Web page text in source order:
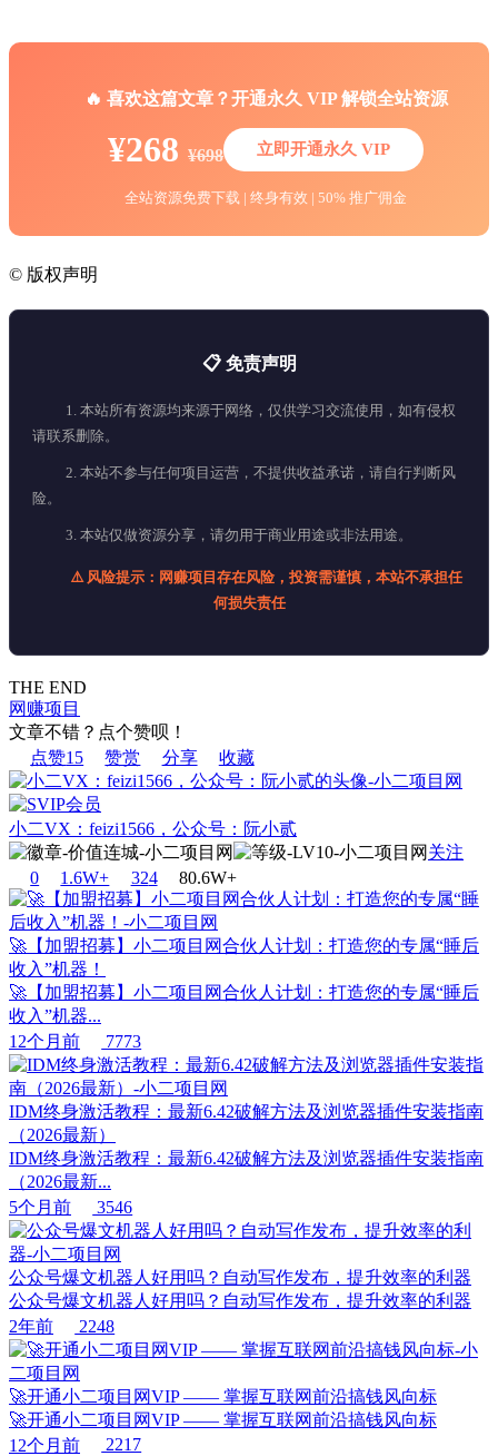
🔥 喜欢这篇文章？开通永久 VIP 解锁全站资源
¥268 ¥698 立即开通永久 VIP
全站资源免费下载 | 终身有效 | 50% 推广佣金
© 版权声明
📋 免责声明
1. 本站所有资源均来源于网络，仅供学习交流使用，如有侵权
请联系删除。
2. 本站不参与任何项目运营，不提供收益承诺，请自行判断风
险。
3. 本站仅做资源分享，请勿用于商业用途或非法用途。
⚠️ 风险提示：网赚项目存在风险，投资需谨慎，本站不承担任
何损失责任
THE END
网赚项目
文章不错？点个赞呗！
点赞15 赞赏 分享 收藏
小二VX：feizi1566，公众号：阮小贰
关注
0
1.6W+ 324 80.6W+
🚀【加盟招募】小二项目网合伙人计划：打造您的专属“睡后
收入”机器！
🚀【加盟招募】小二项目网合伙人计划：打造您的专属“睡后
收入”机器...
12个月前
7773
IDM终身激活教程：最新6.42破解方法及浏览器插件安装指南
（2026最新）
IDM终身激活教程：最新6.42破解方法及浏览器插件安装指南
（2026最新...
5个月前
3546
公众号爆文机器人好用吗？自动写作发布，提升效率的利器
公众号爆文机器人好用吗？自动写作发布，提升效率的利器
2年前
2248
🚀开通小二项目网VIP —— 掌握互联网前沿搞钱风向标
🚀开通小二项目网VIP —— 掌握互联网前沿搞钱风向标
12个月前
2217